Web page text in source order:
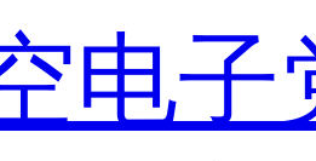
电子